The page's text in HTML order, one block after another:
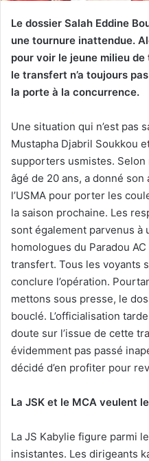
Le dossier Salah Eddine
une tournure inattendue.
pour voir le jeune milieu de
le transfert n’a toujours
la porte à la concurrence.
Une situation qui n’est pas
Mustapha Djabril Soukkou
supporters usmistes.
âgé de 20 ans, a donné
l’USMA pour porter les
la saison prochaine. Les
sont également parvenus à
homologues du Paradou
transfert. Tous les voyants
conclure l’opération.
mettons sous presse, le
bouclé. L’officialisation
doute sur l’issue de cette
évidemment pas passé
décidé d’en profiter pour
La JSK et le MCA veulent
La JS Kabylie figure parmi
insistantes. Les dirigeants